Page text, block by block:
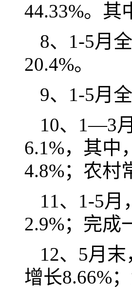
44.33%。其
8、1-5月
20.4%。
9、1-5月
10、1—3
6.1%，其中
4.8%；农村
11、1-5
2.9%；完成
12、5月
增长8.66%